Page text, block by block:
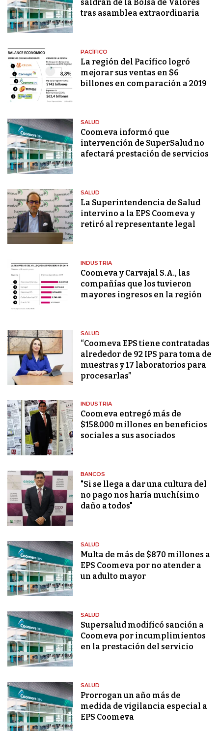
saldrán de la Bolsa de Valores
tras asamblea extraordinaria
PACÍFICO
La región del Pacífico logró
mejorar sus ventas en $6
billones en comparación a 2019
SALUD
Coomeva informó que
intervención de SuperSalud no
afectará prestación de servicios
SALUD
La Superintendencia de Salud
intervino a la EPS Coomeva y
retiró al representante legal
INDUSTRIA
Coomeva y Carvajal S.A., las
compañías que los tuvieron
mayores ingresos en la región
SALUD
“Coomeva EPS tiene contratadas
alrededor de 92 IPS para toma de
muestras y 17 laboratorios para
procesarlas”
INDUSTRIA
Coomeva entregó más de
$158.000 millones en beneficios
sociales a sus asociados
BANCOS
"Si se llega a dar una cultura del
no pago nos haría muchísimo
daño a todos"
SALUD
Multa de más de $870 millones a
EPS Coomeva por no atender a
un adulto mayor
SALUD
Supersalud modificó sanción a
Coomeva por incumplimientos
en la prestación del servicio
SALUD
Prorrogan un año más de
medida de vigilancia especial a
EPS Coomeva